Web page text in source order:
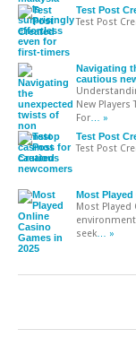
Test Post
Test Post
Navigating
cautious
New
For … »
Test Post
Test Post
Most Played
Most
seek … »